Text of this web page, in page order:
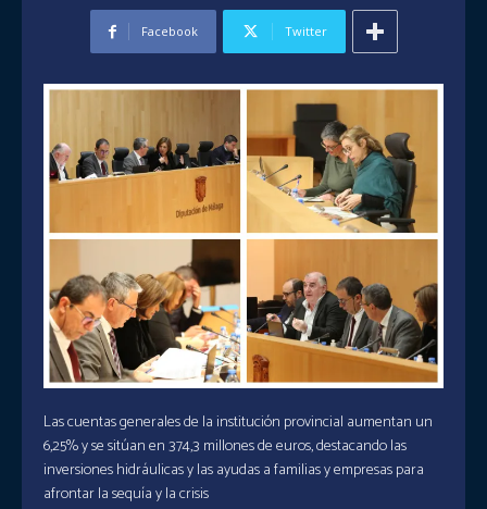
Facebook Twitter
Las cuentas generales de la institución provincial aumentan un
6,25% y se sitúan en 374,3 millones de euros, destacando las
inversiones hidráulicas y las ayudas a familias y empresas para
afrontar la sequía y la crisis